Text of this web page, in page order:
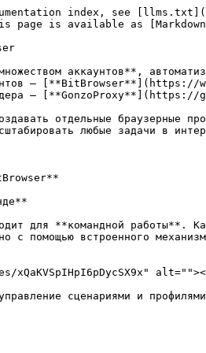
src="/files/xQaKVSpIHpI6pDycSX9x" alt=""><figcaption></figcaption></figure>

Есть централизованное управление сценариями и профилями, а также гибкая система прав доступа 🔐 — можно чётко определить, кто и какие действия имеет право выполнять.

***

### ⚙️ **API**

Взаимодействие с **API** позволяет интегрировать BitBrowser с внешними системами и автоматизировать ключевые процессы. Через локальный API можно управлять приложением: открывать браузер, настраивать прокси, создавать и запускать профили, а также выполнять другие операции. Это помогает реализовать автоматизированные сценарии без участия пользователя.

<figure><img src="/files/EmCBmcMSvhYBA0M1kCEA" alt=""><figcaption></figcaption></figure>

Использование API открывает возможности для построения скриптов и интеграций с внешними платформами.

> Полная документация доступна по [ссылке](https://doc.bitbrowser.net/api-docs/introduction).

***

### 🧩 **Расширения**

Если встроенных возможностей недостаточно, функционал BitBrowser легко расширяется.&#x20;

<figure><img src="/files/ANtyhDDaaPAqukwVEmVo" alt=""><figcaption></figcaption></figure>

В Центре расширений доступна установка готовых решений, а также поддерживается разработка собственных модулей. Это удобно для интеграции с внешними системами, автоматического решения капч или модификации поведения браузера.

> Полная документация доступна по [ссылке](https://doc.bitbrowser.ru/extensions).

***

### **🤖 RPA: автоматизация без программирования**

Для автоматизации рутинных действий BitBrowser оснащён инструментом **RPA**. Он позволяет записывать последовательность действий в браузере (*заполнение форм, переходы по страницам, ввод данных и т.п.*), а затем воспроизводить её в нужных профилях.

<figure><img src="/files/xCOmA46jZ2fwne64zK7b"